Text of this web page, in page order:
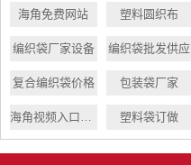
海角免费网站 塑料圆织布
编织袋厂家设备 编织袋批发供应
复合编织袋价格 包装袋厂家
塑料袋订做